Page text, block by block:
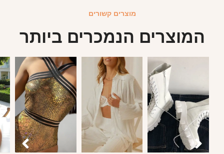
מוצרים קשורים
המוצרים הנמכרים ביותר